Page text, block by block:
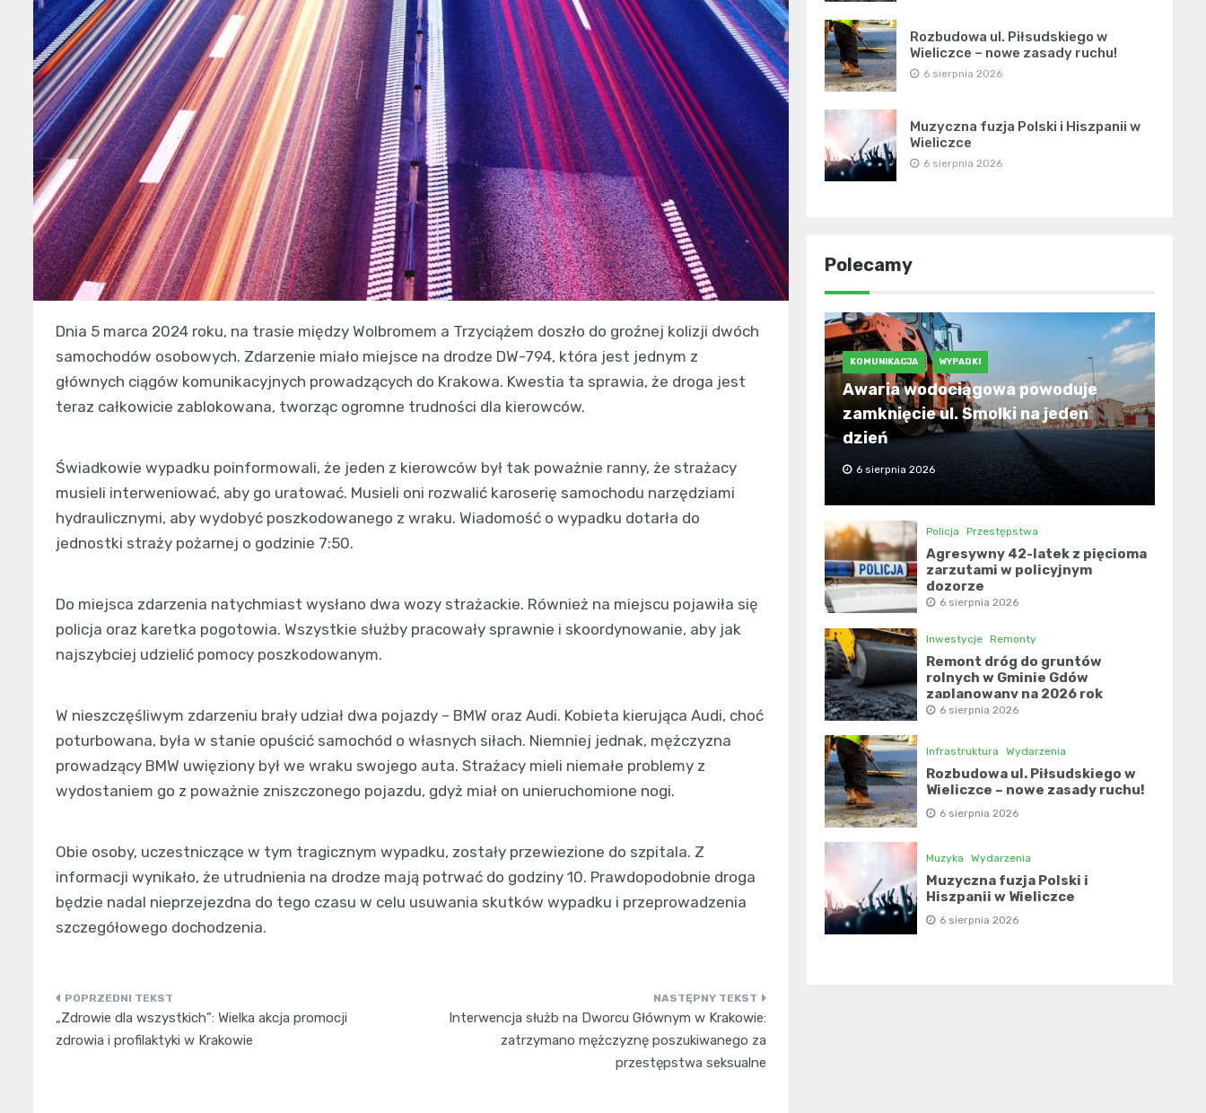
Dnia 5 marca 2024 roku, na trasie między Wolbromem a Trzyciążem doszło do groźnej kolizji dwóch
samochodów osobowych. Zdarzenie miało miejsce na drodze DW-794, która jest jednym z
głównych ciągów komunikacyjnych prowadzących do Krakowa. Kwestia ta sprawia, że droga jest
teraz całkowicie zablokowana, tworząc ogromne trudności dla kierowców.
Świadkowie wypadku poinformowali, że jeden z kierowców był tak poważnie ranny, że strażacy
musieli interweniować, aby go uratować. Musieli oni rozwalić karoserię samochodu narzędziami
hydraulicznymi, aby wydobyć poszkodowanego z wraku. Wiadomość o wypadku dotarła do
jednostki straży pożarnej o godzinie 7:50.
Do miejsca zdarzenia natychmiast wysłano dwa wozy strażackie. Również na miejscu pojawiła się
policja oraz karetka pogotowia. Wszystkie służby pracowały sprawnie i skoordynowanie, aby jak
najszybciej udzielić pomocy poszkodowanym.
W nieszczęśliwym zdarzeniu brały udział dwa pojazdy – BMW oraz Audi. Kobieta kierująca Audi, choć
poturbowana, była w stanie opuścić samochód o własnych siłach. Niemniej jednak, mężczyzna
prowadzący BMW uwięziony był we wraku swojego auta. Strażacy mieli niemałe problemy z
wydostaniem go z poważnie zniszczonego pojazdu, gdyż miał on unieruchomione nogi.
Obie osoby, uczestniczące w tym tragicznym wypadku, zostały przewiezione do szpitala. Z
informacji wynikało, że utrudnienia na drodze mają potrwać do godziny 10. Prawdopodobnie droga
będzie nadal nieprzejezdna do tego czasu w celu usuwania skutków wypadku i przeprowadzenia
szczegółowego dochodzenia.
Nawigacja
wpisu
„Zdrowie dla wszystkich”: Wielka akcja promocji
zdrowia i profilaktyki w Krakowie
Interwencja służb na Dworcu Głównym w Krakowie:
zatrzymano mężczyznę poszukiwanego za
przestępstwa seksualne
Rozbudowa ul. Piłsudskiego w
Wieliczce – nowe zasady ruchu!
6 sierpnia 2026
Muzyczna fuzja Polski i Hiszpanii w
Wieliczce
6 sierpnia 2026
Polecamy
KOMUNIKACJA WYPADKI
Awaria wodociągowa powoduje
zamknięcie ul. Smolki na jeden
dzień
6 sierpnia 2026
Policja Przestępstwa
Agresywny 42-latek z pięcioma
zarzutami w policyjnym
dozorze
6 sierpnia 2026
Inwestycje Remonty
Remont dróg do gruntów
rolnych w Gminie Gdów
zaplanowany na 2026 rok
6 sierpnia 2026
Infrastruktura Wydarzenia
Rozbudowa ul. Piłsudskiego w
Wieliczce – nowe zasady ruchu!
6 sierpnia 2026
Muzyka Wydarzenia
Muzyczna fuzja Polski i
Hiszpanii w Wieliczce
6 sierpnia 2026